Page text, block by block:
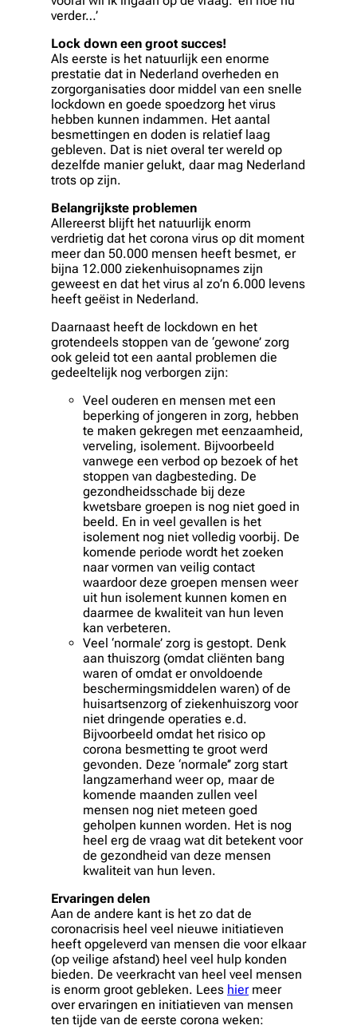
verder…’
Lock down een groot succes!
Als eerste is het natuurlijk een enorme
prestatie dat in Nederland overheden en
zorgorganisaties door middel van een snelle
lockdown en goede spoedzorg het virus
hebben kunnen indammen. Het aantal
besmettingen en doden is relatief laag
gebleven. Dat is niet overal ter wereld op
dezelfde manier gelukt, daar mag Nederland
trots op zijn.
Belangrijkste problemen
Allereerst blijft het natuurlijk enorm
verdrietig dat het corona virus op dit moment
meer dan 50.000 mensen heeft besmet, er
bijna 12.000 ziekenhuisopnames zijn
geweest en dat het virus al zo’n 6.000 levens
heeft geëist in Nederland.
Daarnaast heeft de lockdown en het
grotendeels stoppen van de ‘gewone’ zorg
ook geleid tot een aantal problemen die
gedeeltelijk nog verborgen zijn:
Veel ouderen en mensen met een
beperking of jongeren in zorg, hebben
te maken gekregen met eenzaamheid,
verveling, isolement. Bijvoorbeeld
vanwege een verbod op bezoek of het
stoppen van dagbesteding. De
gezondheidsschade bij deze
kwetsbare groepen is nog niet goed in
beeld. En in veel gevallen is het
isolement nog niet volledig voorbij. De
komende periode wordt het zoeken
naar vormen van veilig contact
waardoor deze groepen mensen weer
uit hun isolement kunnen komen en
daarmee de kwaliteit van hun leven
kan verbeteren.
Veel ‘normale’ zorg is gestopt. Denk
aan thuiszorg (omdat cliënten bang
waren of omdat er onvoldoende
beschermingsmiddelen waren) of de
huisartsenzorg of ziekenhuiszorg voor
niet dringende operaties e.d.
Bijvoorbeeld omdat het risico op
corona besmetting te groot werd
gevonden. Deze ‘normale’’ zorg start
langzamerhand weer op, maar de
komende maanden zullen veel
mensen nog niet meteen goed
geholpen kunnen worden. Het is nog
heel erg de vraag wat dit betekent voor
de gezondheid van deze mensen
kwaliteit van hun leven.
Ervaringen delen
Aan de andere kant is het zo dat de
coronacrisis heel veel nieuwe initiatieven
heeft opgeleverd van mensen die voor elkaar
(op veilige afstand) heel veel hulp konden
bieden. De veerkracht van heel veel mensen
is enorm groot gebleken. Lees hiermeer
over ervaringen en initiatieven van mensen
ten tijde van de eerste corona weken: